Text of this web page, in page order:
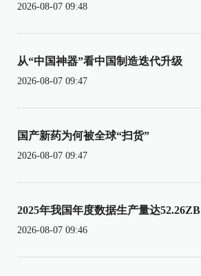
2026-08-07 09:48
从“中国神器”看中国制造迭代升级
2026-08-07 09:47
国产新药为何被全球“扫货”
2026-08-07 09:47
2025年我国年度数据生产量达52.26ZB
2026-08-07 09:46